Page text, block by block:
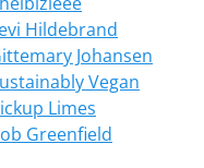
Hildebrand
Johansen
Vegan
Limes
Greenfield